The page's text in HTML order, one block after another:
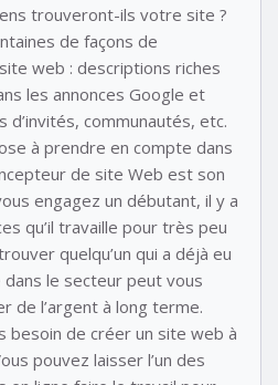
trouveront-ils votre site ?
de façons de
web : descriptions riches
les annonces Google et
d’invités, communautés, etc.
à prendre en compte dans
de site Web est son
engagez un débutant, il y a
qu’il travaille pour très peu
quelqu’un qui a déjà eu
le secteur peut vous
de l’argent à long terme.
besoin de créer un site web à
pouvez laisser l’un des